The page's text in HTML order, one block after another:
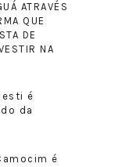
ATRAVÉS
QUE
DE
NA
é
da
é